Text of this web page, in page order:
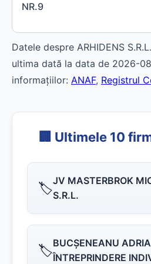
NR.9
Datele despre ARHIDENS
ultima dată la data de 2026-
informațiilor: ANAF, Registrul
🏢 Ultimele 10
🏷️JV MASTERBROK
S.R.L.
🏷️BUCŞENEANU
ÎNTREPRINDERE